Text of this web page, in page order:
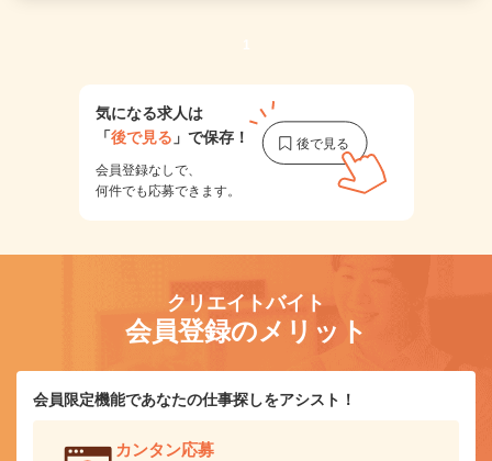
1
気になる求人は
「後で見る 」で保存！
会員登録なしで、
何件でも応募できます。
クリエイトバイト
会員登録のメリット
会員限定機能であなたの仕事探しをアシスト！
カンタン応募